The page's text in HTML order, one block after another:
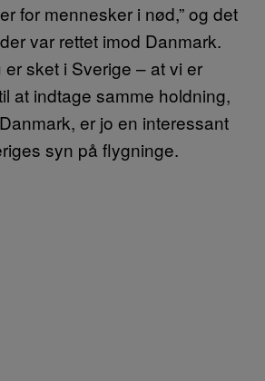
for mennesker i nød,” og det
var rettet imod Danmark.
sket i Sverige – at vi er
at indtage samme holdning,
er jo en interessant
syn på flygninge.